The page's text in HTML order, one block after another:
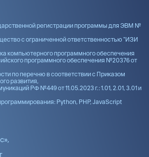
регистрации программы для ЭВМ №
с ограниченной ответственностью "ИЗИ
компьютерного программного обеспечения
программного обеспечения №20376 от
по перечню в соответствии с Приказом
развития,
РФ №449 от 11.05.2023 г.: 1.01, 2.01, 3.01 и
Python, PHP, JavaScript